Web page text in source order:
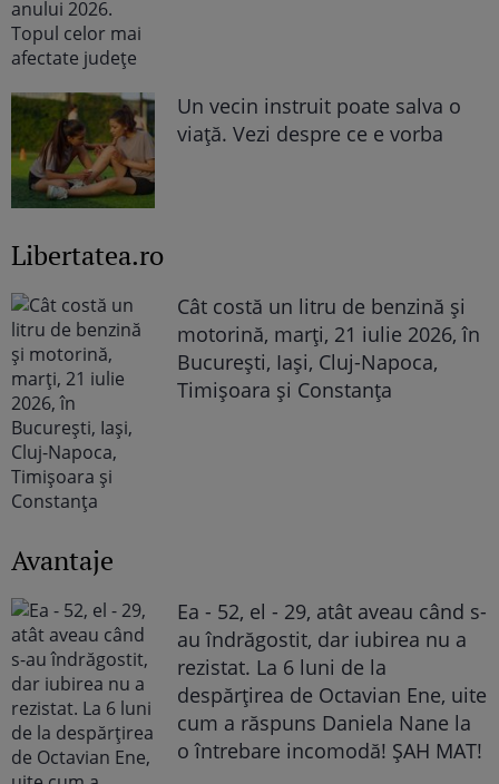
Un vecin instruit poate salva o
viață. Vezi despre ce e vorba
Libertatea.ro
Cât costă un litru de benzină și
motorină, marți, 21 iulie 2026, în
București, Iași, Cluj-Napoca,
Timișoara și Constanța
Avantaje
Ea - 52, el - 29, atât aveau când s-
au îndrăgostit, dar iubirea nu a
rezistat. La 6 luni de la
despărțirea de Octavian Ene, uite
cum a răspuns Daniela Nane la
o întrebare incomodă! ȘAH MAT!